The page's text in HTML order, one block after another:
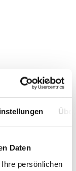
Daten
persönlichen